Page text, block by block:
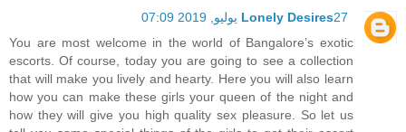
Lonely Desires27 يوليو, 2019 07:09
You are most welcome in the world of Bangalore’s exotic
escorts. Of course, today you are going to see a collection
that will make you lively and hearty. Here you will also learn
how you can make these girls your queen of the night and
how they will give you high quality sex pleasure. So let us